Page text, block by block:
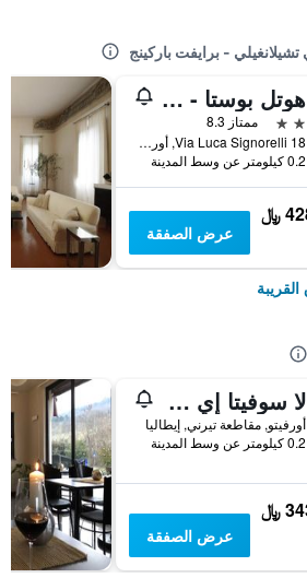
- برايفت باركينج
هوتل بوستا - بالاتزو جويدوني
2 نجمتين
ممتاز 8.3
Via Luca Signorelli 18, أورفيتو, مقاطعة تيرني, إيطاليا
0.2 كيلومتر عن وسط المدينة
﷼
عرض الصفقة
لا سوفيتا إي لا توري أفيتاكاميري
أورفيتو, مقاطعة تيرني, إيطاليا
0.2 كيلومتر عن وسط المدينة
﷼
عرض الصفقة